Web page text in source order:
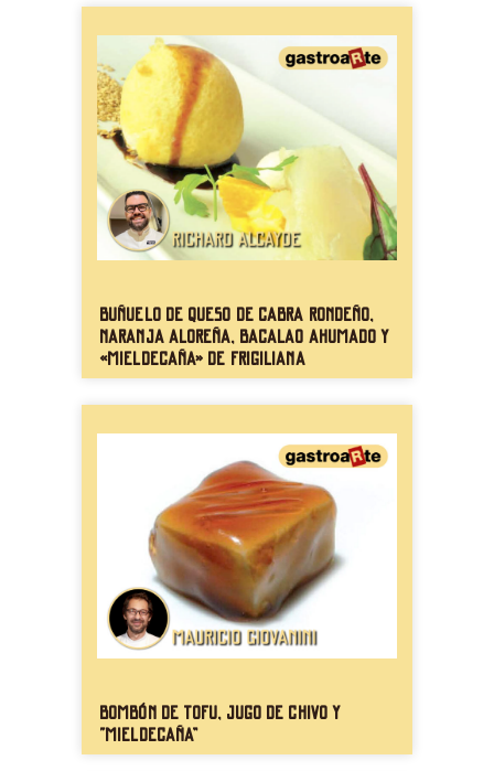
Buñuelo de queso de cabra rondeño,
naranja aloreña, bacalao ahumado y
«mieldecaña» de Frigiliana
Bombón de tofu, jugo de chivo y
“mieldecaña”